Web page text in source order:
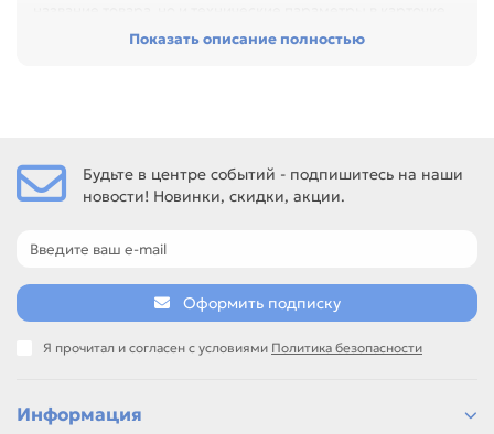
Перед покупкой проверьте модель устройства, код
Фотобарабан (TK-110 / 130 / 140) для KYOCERA FS-1016 /
1028 / 1128MFP / 1100 / 1300D (Тайвань), Фотобарабан (TK-
1050 (Тайвань), Фотобарабан (TK-410 / ТК-411) для
KYOCERA KM1620 / 1648 / 1650 / 2020 / 2050 (Тайвань).
Сравнивайте такие позиции по названию, артикулу и
таблице характеристик.
направления: Ракель, Вал заряда (PCR).
сравнение ресурса, цвета и типа поставки
Показать описание полностью
Будьте в центре событий - подпишитесь на наши
новости! Новинки, скидки, акции.
Оформить подписку
Я прочитал и согласен с условиями Политика безопасности
Информация